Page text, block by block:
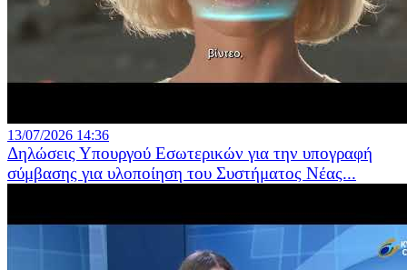
13/07/2026 14:36
Δηλώσεις Υπουργού Εσωτερικών για την υπογραφή
σύμβασης για υλοποίηση του Συστήματος Νέας...